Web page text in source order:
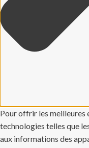
Pour offrir les meilleures
technologies telles que
aux informations des